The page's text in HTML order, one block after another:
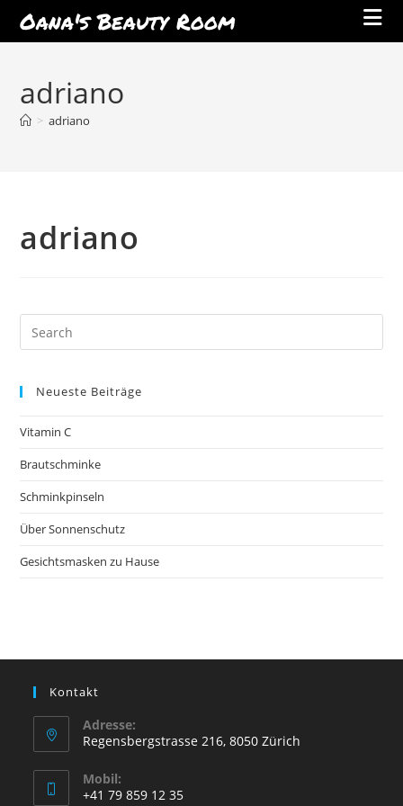
content
Oana's Beauty Room
adriano
> adriano
adriano
Neueste Beiträge
Vitamin C
Brautschminke
Schminkpinseln
Über Sonnenschutz
Gesichtsmasken zu Hause
Kontakt
Adresse:
Regensbergstrasse 216, 8050 Zürich
Mobil:
+41 79 859 12 35